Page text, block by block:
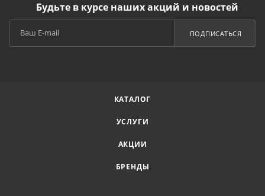
Будьте в курсе наших акций и новостей
ПОДПИСАТЬСЯ
КАТАЛОГ
УСЛУГИ
АКЦИИ
БРЕНДЫ